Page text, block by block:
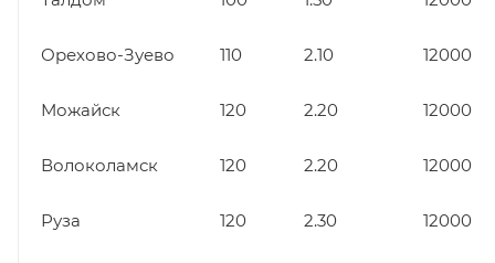
Орехово-Зуево 110 2.10 12000
Можайск 120 2.20 12000
Волоколамск 120 2.20 12000
Руза 120 2.30 12000